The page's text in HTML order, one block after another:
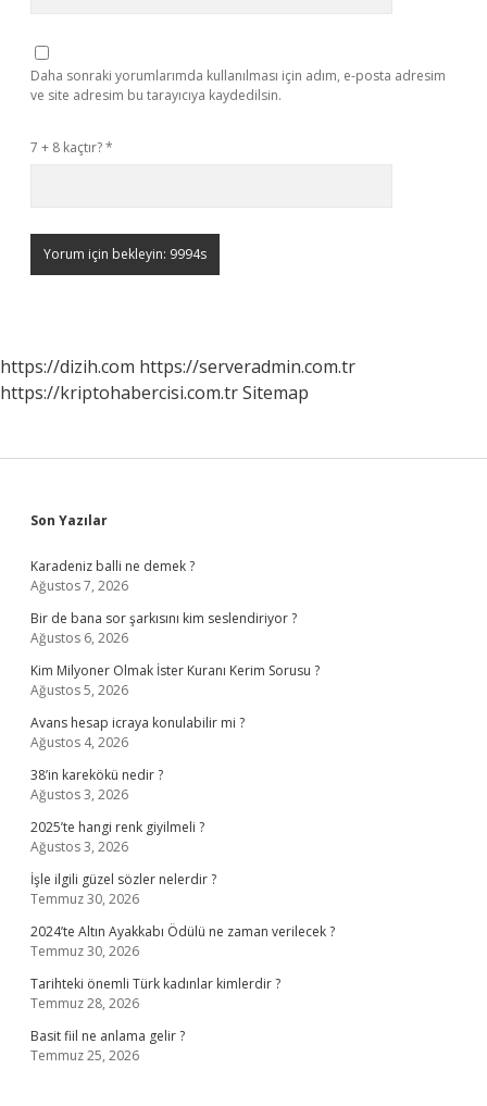
Daha sonraki yorumlarımda kullanılması için adım, e-posta adresim
ve site adresim bu tarayıcıya kaydedilsin.
7 + 8 kaçtır?*
https://dizih.com https://serveradmin.com.tr
https://kriptohabercisi.com.trSitemap
Sidebar
Son Yazılar
Karadeniz balli ne demek ?
Ağustos 7, 2026
Bir de bana sor şarkısını kim seslendiriyor ?
Ağustos 6, 2026
Kim Milyoner Olmak İster Kuranı Kerim Sorusu ?
Ağustos 5, 2026
Avans hesap icraya konulabilir mi ?
Ağustos 4, 2026
38’in karekökü nedir ?
Ağustos 3, 2026
2025’te hangi renk giyilmeli ?
Ağustos 3, 2026
İşle ilgili güzel sözler nelerdir ?
Temmuz 30, 2026
2024’te Altın Ayakkabı Ödülü ne zaman verilecek ?
Temmuz 30, 2026
Tarihteki önemli Türk kadınlar kimlerdir ?
Temmuz 28, 2026
Basit fiil ne anlama gelir ?
Temmuz 25, 2026